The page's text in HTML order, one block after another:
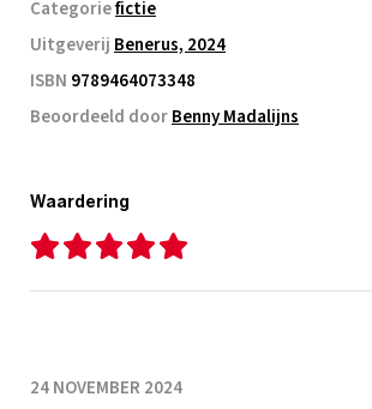
Categoriefictie
Uitgeverij Benerus, 2024
ISBN 9789464073348
Beoordeeld doorBenny Madalijns
Waardering
24 NOVEMBER 2024